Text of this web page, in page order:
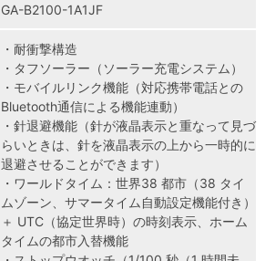
GA-B2100-1A1JF
・耐衝撃構造
・タフソーラー（ソーラー充電システム）
・モバイルリンク機能（対応携帯電話との
Bluetooth通信による機能連動）
・針退避機能（針が液晶表示と重なって見づ
らいときは、針を液晶表示の上から一時的に
退避させることができます）
・ワールドタイム：世界38 都市（38 タイ
ムゾーン、サマータイム自動設定機能付き）
＋ UTC（協定世界時）の時刻表示、ホーム
タイムの都市入替機能